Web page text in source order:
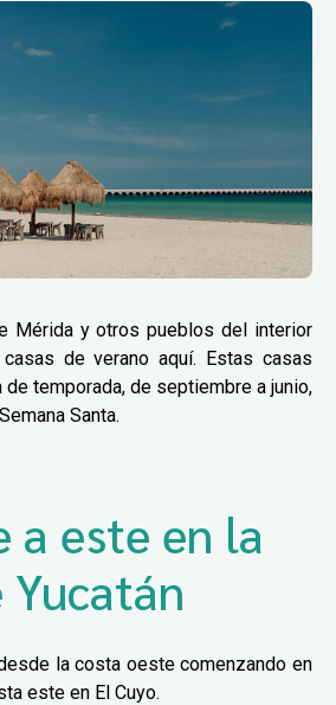
Mérida y otros pueblos del interior
de verano aquí. Estas casas
de temporada, de septiembre a junio,
Santa.
a este en la
Yucatán
la costa oeste comenzando en
este en El Cuyo.